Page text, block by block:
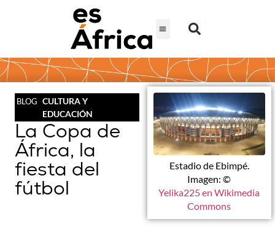
BLOG CULTURA Y
EDUCACIÓN
La Copa de
África, la
fiesta del
fútbol
Estadio de Ebimpé.
Imagen: ©
Yelika225 en Wikimedia
Commons